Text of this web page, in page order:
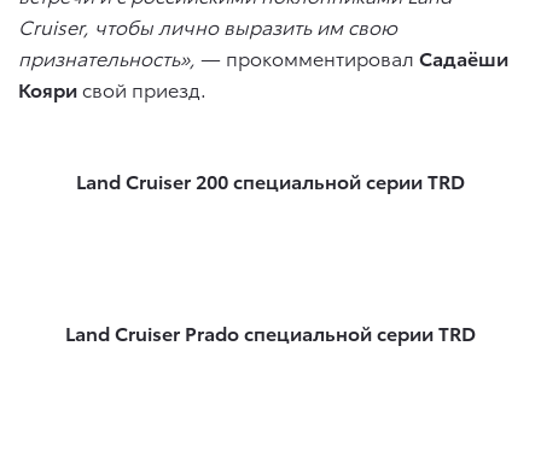
Cruiser, чтобы лично выразить им свою
признательность», — прокомментировал Садаёши
Коярисвой приезд.
Land Cruiser 200 специальной серии TRD
Land Cruiser Prado специальной серии TRD